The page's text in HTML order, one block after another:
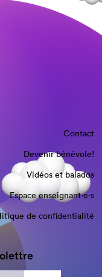
Contact
Devenir bénévole!
Vidéos et balados
Espace enseignant·e⋅s
de confidentialité